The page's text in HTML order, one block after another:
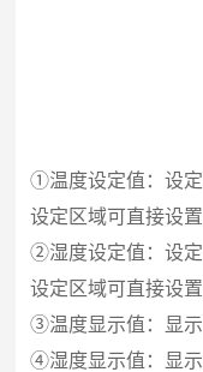
①温度设定值：设
设定区域可直接设置
②湿度设定值：设
设定区域可直接设置
③温度显示值：显示
④湿度显示值：显示